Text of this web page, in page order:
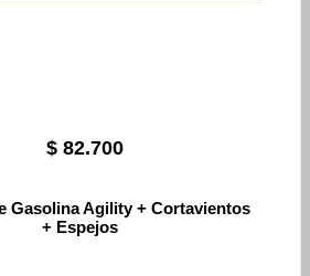
$ 82.700
Gasolina Agility + Cortavientos
+ Espejos